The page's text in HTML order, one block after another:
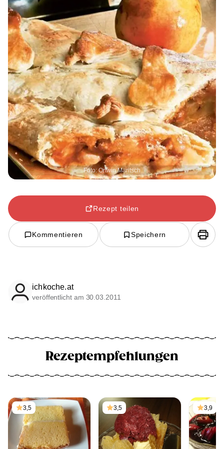
Foto: Ortwin Maritsch
Rezept teilen
Kommentieren Speichern
ichkoche.at
veröffentlicht am 30.03.2011
Rezeptempfehlungen
3,5 3,5 3,9